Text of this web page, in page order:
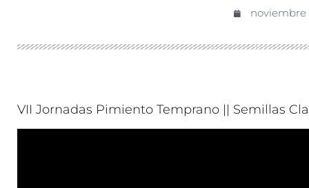
noviembre
VII Jornadas Pimiento Temprano || Semillas